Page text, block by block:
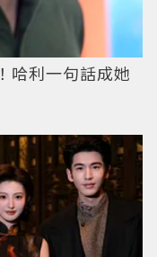
哈利一句話成她